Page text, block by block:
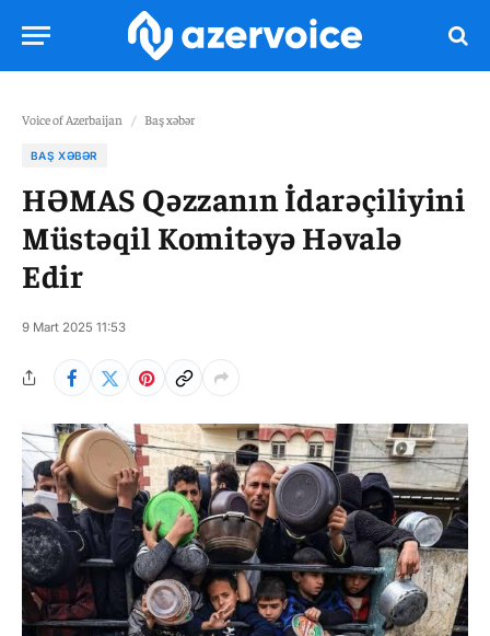
Voice of Azerbaijan / Baş xəbər
BAŞ XƏBƏR
HƏMAS Qəzzanın İdarəçiliyini
Müstəqil Komitəyə Həvalə
Edir
9 Mart 2025 11:53